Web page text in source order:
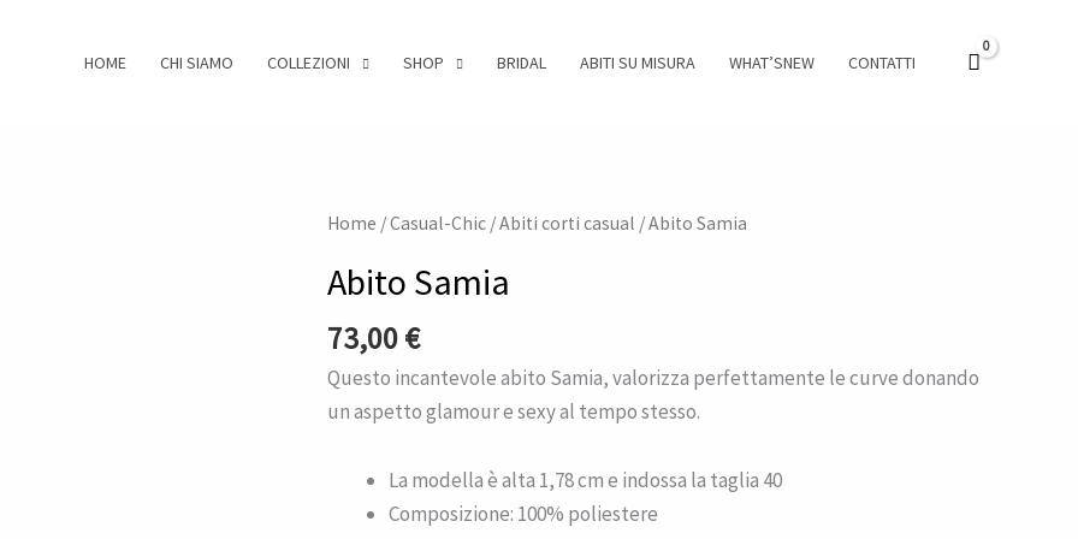
HOME CHI SIAMO COLLEZIONI SHOP BRIDAL ABITI SU MISURA WHAT’SNEW CONTATTI
Home /Casual-Chic /Abiti corti casual / Abito Samia
Abito Samia
73,00€
Questo incantevole abito Samia, valorizza perfettamente le curve donando
un aspetto glamour e sexy al tempo stesso.
La modella è alta 1,78 cm e indossa la taglia 40
Composizione: 100% poliestere
Abito
quantità